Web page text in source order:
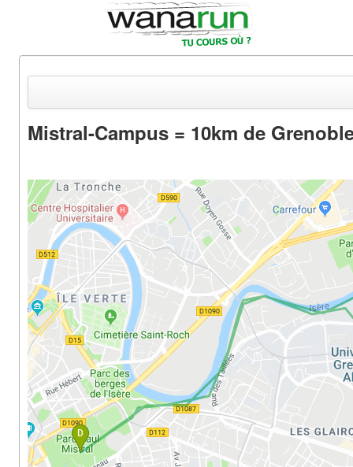
Equipements & Tests
Parcours & Courses
Outils & Réseaux
Mistral-Campus = 10km de